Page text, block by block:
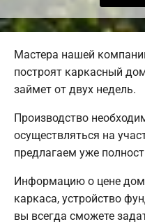
Мастера нашей
построят каркасный
займет от двух недель.
Производство
осуществляться на
предлагаем уже
Информацию о цене
каркаса, устройство
вы всегда сможете